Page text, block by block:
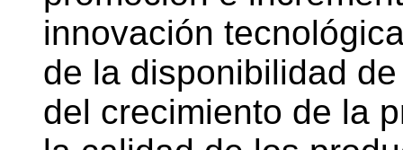
innovación
de la disponibilidad
del crecimiento de la